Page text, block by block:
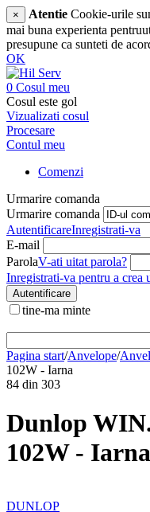
× Atentie Cookie-urile
mai buna experienta
presupune ca sunteti de
OK
0 Cosul meu
Cosul este gol
Vizualizati cosul
Procesare
Contul meu
Comenzi
Urmarire comanda
Urmarire comanda
AutentificareInregistrati-va
E-mail
ParolaV-ati uitat parola?
Inregistrati-va pentru a crea
Autentificare
tine-ma minte
Pagina start/Anvelope/
102W - Iarna
84 din 303
Dunlop
102W - Iarna
DUNLOP